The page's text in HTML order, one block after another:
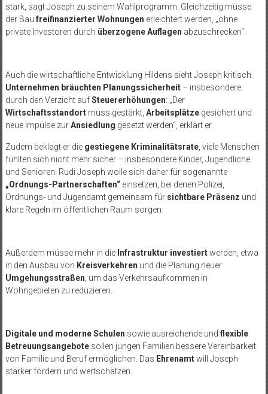
stark, sagt Joseph zu seinem Wahlprogramm. Gleichzeitig müsse
der Bau freifinanzierter Wohnungen erleichtert werden, „ohne
private Investoren durch überzogene Auflagen abzuschrecken“.
Auch die wirtschaftliche Entwicklung Hildens sieht Joseph kritisch:
Unternehmen bräuchten Planungssicherheit– insbesondere
durch den Verzicht aufSteuererhöhungen: „Der
Wirtschaftsstandortmuss gestärkt, Arbeitsplätzegesichert und
neue Impulse zurAnsiedlung gesetzt werden“, erklärt er.
Zudem beklagt er die gestiegene Kriminalitätsrate, viele Menschen
fühlten sich nicht mehr sicher – insbesondere Kinder, Jugendliche
und Senioren. Rudi Joseph wolle sich daher für sogenannte
„Ordnungs-Partnerschaften“einsetzen, bei denen Polizei,
Ordnungs- und Jugendamt gemeinsam für sichtbare Präsenz und
klare Regeln im öffentlichen Raum sorgen.
Außerdem müsse mehr in die Infrastruktur investiertwerden, etwa
in den Ausbau von Kreisverkehren und die Planung neuer
Umgehungsstraßen , um das Verkehrsaufkommen in
Wohngebieten zu reduzieren.
Digitale und moderne Schulen sowie ausreichende und flexible
Betreuungsangebotesollen jungen Familien bessere Vereinbarkeit
von Familie und Beruf ermöglichen. Das Ehrenamtwill Joseph
stärker fördern und wertschätzen.